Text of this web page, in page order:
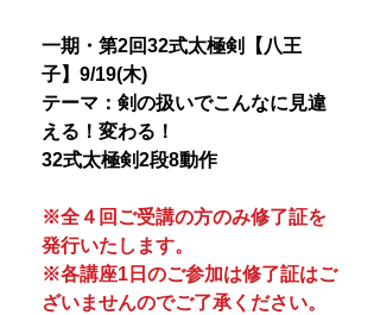
一期・第2回32式太極剣【八王
子】9/19(木)
テーマ：剣の扱いでこんなに見違
える！変わる！
32式太極剣2段8動作
※全４回ご受講の方のみ修了証を
発行いたします。
※各講座1日のご参加は修了証はご
ざいませんのでご了承ください。